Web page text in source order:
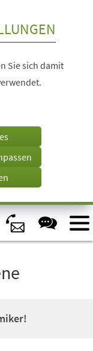
Sie sich damit